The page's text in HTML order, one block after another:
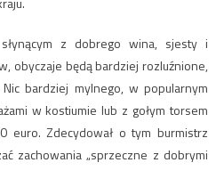
z dobrego wina, sjesty i
obyczaje będą bardziej rozluźnione,
bardziej mylnego, w popularnym
w kostiumie lub z gołym torsem
Zdecydował o tym burmistrz
zachowania „sprzeczne z dobrymi